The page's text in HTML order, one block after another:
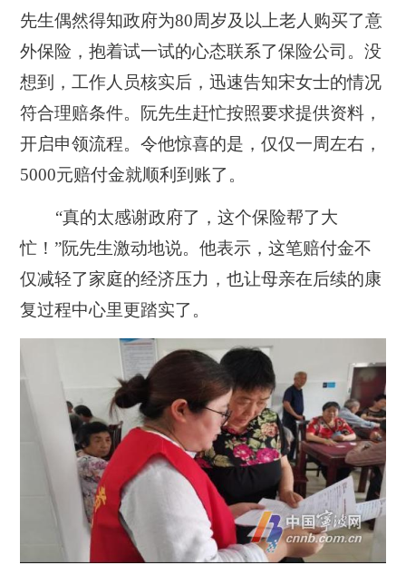
先生偶然得知政府为80周岁及以上老人购买了意
外保险，抱着试一试的心态联系了保险公司。没
想到，工作人员核实后，迅速告知宋女士的情况
符合理赔条件。阮先生赶忙按照要求提供资料，
开启申领流程。令他惊喜的是，仅仅一周左右，
5000元赔付金就顺利到账了。
“真的太感谢政府了，这个保险帮了大
忙！”阮先生激动地说。他表示，这笔赔付金不
仅减轻了家庭的经济压力，也让母亲在后续的康
复过程中心里更踏实了。